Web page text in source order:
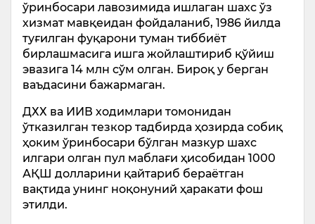
ўринбосари лавозимида ишлаган шахс ўз
хизмат мавқеидан фойдаланиб, 1986 йилда
туғилган фуқарони туман тиббиёт
бирлашмасига ишга жойлаштириб қўйиш
эвазига 14 млн сўм олган. Бироқ у берган
ваъдасини бажармаган.
ДХХ ва ИИВ ходимлари томонидан
ўтказилган тезкор тадбирда ҳозирда собиқ
ҳоким ўринбосари бўлган мазкур шахс
илгари олган пул маблағи ҳисобидан 1000
АҚШ долларини қайтариб бераётган
вақтида унинг ноқонуний ҳаракати фош
этилди.